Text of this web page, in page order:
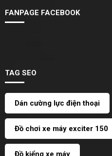
FANPAGE FACEBOOK
TAG SEO
Dán cường lực điện thoại
Đồ chơi xe máy exciter 150
Đồ kiểng xe máy